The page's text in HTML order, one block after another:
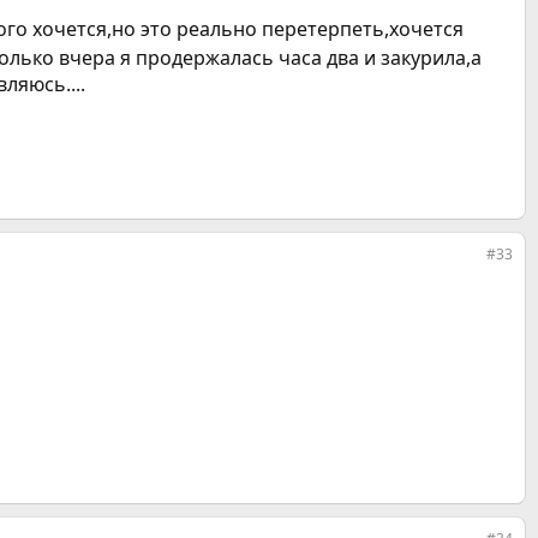
хочется,но это реально перетерпеть,хочется
вчера я продержалась часа два и закурила,а
#33